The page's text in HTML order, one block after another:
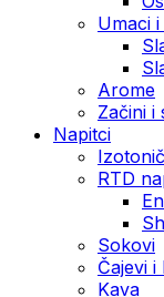
Umaci
Arome
Začini i
Napitci
RTD
Sokovi
Čajevi
Kava